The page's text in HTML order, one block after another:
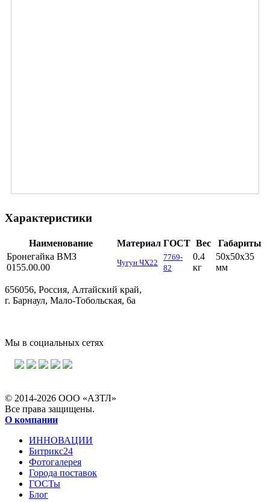
Характеристики
Наименование Материал ГОСТ Вес
Габариты
Бронегайка ВМЗ
0155.00.00
Чугун ЧХ22
7769-
82
0.4
кг
50х50х35
мм
656056, Россия, Алтайский край,
г. Барнаул, Мало-Тобольская, 6а
Мы в социальных сетях
© 2014-2026 ООО «АЗТЛ»
Все права защищены.
О компании
ИННОВАЦИИ
Битрикс24
Фотогалерея
Города поставок
ГОСТы
Блог